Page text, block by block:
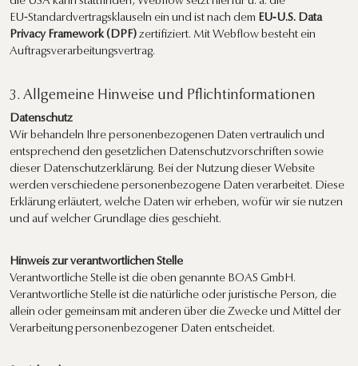
EU‑Standardvertragsklauseln ein und ist nach dem EU‑U.S. Data
Privacy Framework (DPF) zertifiziert. Mit Webflow besteht ein
Auftragsverarbeitungsvertrag.
3. Allgemeine Hinweise und Pflichtinformationen
Datenschutz
Wir behandeln Ihre personenbezogenen Daten vertraulich und
entsprechend den gesetzlichen Datenschutzvorschriften sowie
dieser Datenschutzerklärung. Bei der Nutzung dieser Website
werden verschiedene personenbezogene Daten verarbeitet. Diese
Erklärung erläutert, welche Daten wir erheben, wofür wir sie nutzen
und auf welcher Grundlage dies geschieht.
Hinweis zur verantwortlichen Stelle
Verantwortliche Stelle ist die oben genannte BOAS GmbH.
Verantwortliche Stelle ist die natürliche oder juristische Person, die
allein oder gemeinsam mit anderen über die Zwecke und Mittel der
Verarbeitung personenbezogener Daten entscheidet.